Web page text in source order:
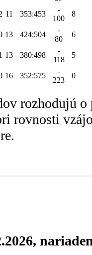
11 353:453
-
100
8
13 424:504
-
80
6
13 380:498
-
118
5
16 352:575
-
223
0
rozhodujú o
rovnosti